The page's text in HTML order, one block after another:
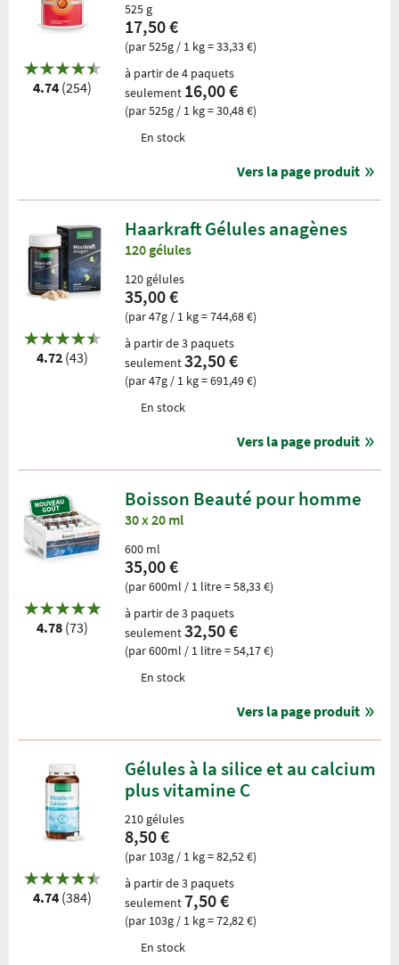
4.74 (254)
525 g
17,50 €
(par 525g / 1 kg = 33,33 €)
à partir de 4 paquets
seulement 16,00 €
(par 525g / 1 kg = 30,48 €)
En stock
Vers la page produit
4.72 (43)
Haarkraft Gélules anagènes
120 gélules
120 gélules
35,00 €
(par 47g / 1 kg = 744,68 €)
à partir de 3 paquets
seulement32,50 €
(par 47g / 1 kg = 691,49 €)
En stock
Vers la page produit
4.78 (73)
Boisson Beauté pour homme
30 x 20 ml
600 ml
35,00 €
(par 600ml / 1 litre = 58,33 €)
à partir de 3 paquets
seulement32,50 €
(par 600ml / 1 litre = 54,17 €)
En stock
Vers la page produit
4.74 (384)
Gélules à la silice et au calcium
plus vitamine C
210 gélules
8,50 €
(par 103g / 1 kg = 82,52 €)
à partir de 3 paquets
seulement7,50 €
(par 103g / 1 kg = 72,82 €)
En stock